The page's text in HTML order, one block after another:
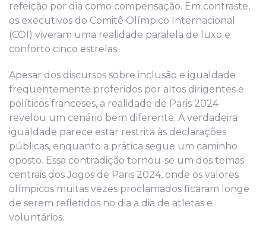
refeição por dia como compensação. Em contraste,
os executivos do Comitê Olímpico Internacional
(COI) viveram uma realidade paralela de luxo e
conforto cinco estrelas.
Apesar dos discursos sobre inclusão e igualdade
frequentemente proferidos por altos dirigentes e
políticos franceses, a realidade de Paris 2024
revelou um cenário bem diferente. A verdadeira
igualdade parece estar restrita às declarações
públicas, enquanto a prática segue um caminho
oposto. Essa contradição tornou-se um dos temas
centrais dos Jogos de Paris 2024, onde os valores
olímpicos muitas vezes proclamados ficaram longe
de serem refletidos no dia a dia de atletas e
voluntários.